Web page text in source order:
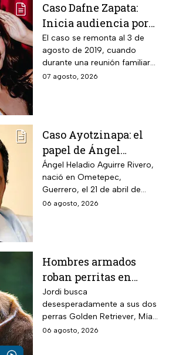
Caso Dafne Zapata:
Inicia audiencia por
abuso sexual
cometido por su padre
El caso se remonta al 3 de
agosto de 2019, cuando
durante una reunión familiar
celebrada en la casa de la
07 agosto, 2026
Caso Ayotzinapa: el
papel de Ángel
Aguirre en la
desaparición de los
normalistas en 2014
Ángel Heladio Aguirre Rivero,
nació en Ometepec,
Guerrero, el 21 de abril de
1956. Estudió la Licenciatura
06 agosto, 2026
Hombres armados
roban perritas en
Veracruz
Jordi busca
desesperadamente a sus dos
perras Golden Retriever, Mía y
Camila, de seis años, robadas
06 agosto, 2026